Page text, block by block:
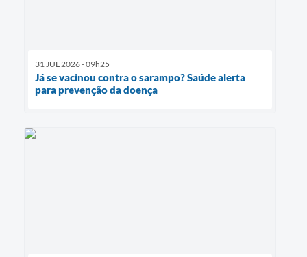
31 JUL 2026 - 09h25
Já se vacinou contra o sarampo? Saúde alerta
para prevenção da doença